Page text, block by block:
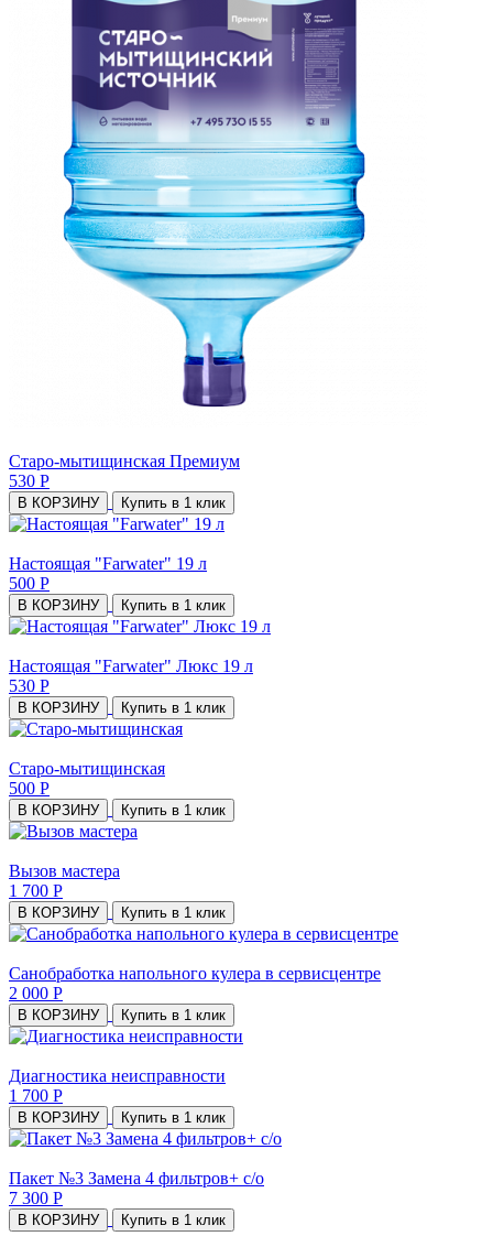
Старо-мытищинская Премиум
530 Р
В КОРЗИНУ Купить в 1 клик
Настоящая "Farwater" 19 л
500 Р
В КОРЗИНУ Купить в 1 клик
Настоящая "Farwater" Люкс 19 л
530 Р
В КОРЗИНУ Купить в 1 клик
Старо-мытищинская
500 Р
В КОРЗИНУ Купить в 1 клик
Вызов мастера
1 700 Р
В КОРЗИНУ Купить в 1 клик
Санобработка напольного кулера в сервисцентре
2 000 Р
В КОРЗИНУ Купить в 1 клик
Диагностика неисправности
1 700 Р
В КОРЗИНУ Купить в 1 клик
Пакет №3 Замена 4 фильтров+ с/о
7 300 Р
В КОРЗИНУ Купить в 1 клик